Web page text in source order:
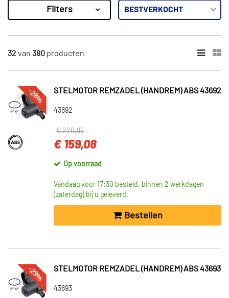
Resultaten
×
Wabco (1)
Trucktec Automotive (1)
Autofren Seinsa (17)
Toon meer
Stelmotor remzadel (handrem) (368)
Schakelaar handrem waarschuwingslicht (7)
Handremgrepen/-covers (5)
Deurcontact schakelaar (1)
Toon meer
VOORRAAD
Filters
32van 380 producten
-28% STELMOTOR REMZADEL (HANDREM) ABS 43692
43692
€ 220,95
€ 159,08
Op voorraad
Vandaag voor 17:30 besteld, binnen 2 werkdagen
(zaterdag) bij u geleverd.
Bestellen
-29% STELMOTOR REMZADEL (HANDREM) ABS 43693
43693